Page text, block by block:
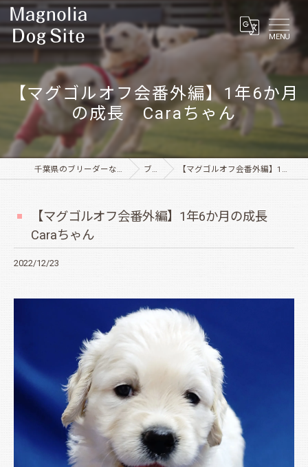
MENU
【マグゴルオフ会番外編】1年6か月
の成長 Caraちゃん
千葉県のブリーダーならMagnolia Dog Site ブログ 【マグゴルオフ会番外編】1年6か月の成長 Caraちゃん
【マグゴルオフ会番外編】1年6か月の成長
Caraちゃん
2022/12/23